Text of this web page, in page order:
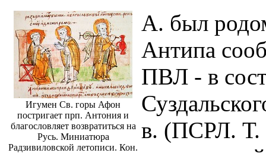
Игумен Св. горы Афон
постригает прп. Антония и
благословляет возвратиться на
Русь. Миниатюра
Радзивиловской летописи. Кон.
А. был
Антипа
ПВЛ - в
в. (ПСРЛ. Т.